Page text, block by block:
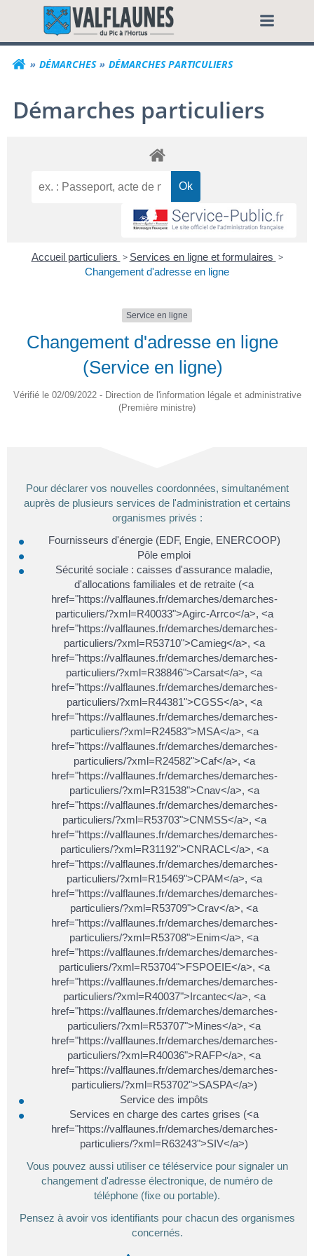
contenuCommune de
DÉMARCHES DÉMARCHES PARTICULIERS
Démarches particuliers
Accueil particuliers > Services en ligne et formulaires >
Changement d'adresse en ligne
Service en ligne
Changement d'adresse en ligne
(Service en ligne)
Vérifié le 02/09/2022 - Direction de l'information légale et administrative
(Première ministre)
Pour déclarer vos nouvelles coordonnées, simultanément
auprès de plusieurs services de l'administration et certains
organismes privés :
Fournisseurs d'énergie (EDF, Engie, ENERCOOP)
Pôle emploi
Sécurité sociale : caisses d'assurance maladie,
d'allocations familiales et de retraite (<a
href="https://valflaunes.fr/demarches/demarches-
particuliers/?xml=R40033">Agirc-Arrco</a>, <a
href="https://valflaunes.fr/demarches/demarches-
particuliers/?xml=R53710">Camieg</a>, <a
href="https://valflaunes.fr/demarches/demarches-
particuliers/?xml=R38846">Carsat</a>, <a
href="https://valflaunes.fr/demarches/demarches-
particuliers/?xml=R44381">CGSS</a>, <a
href="https://valflaunes.fr/demarches/demarches-
particuliers/?xml=R24583">MSA</a>, <a
href="https://valflaunes.fr/demarches/demarches-
particuliers/?xml=R24582">Caf</a>, <a
href="https://valflaunes.fr/demarches/demarches-
particuliers/?xml=R31538">Cnav</a>, <a
href="https://valflaunes.fr/demarches/demarches-
particuliers/?xml=R53703">CNMSS</a>, <a
href="https://valflaunes.fr/demarches/demarches-
particuliers/?xml=R31192">CNRACL</a>, <a
href="https://valflaunes.fr/demarches/demarches-
particuliers/?xml=R15469">CPAM</a>, <a
href="https://valflaunes.fr/demarches/demarches-
particuliers/?xml=R53709">Crav</a>, <a
href="https://valflaunes.fr/demarches/demarches-
particuliers/?xml=R53708">Enim</a>, <a
href="https://valflaunes.fr/demarches/demarches-
particuliers/?xml=R53704">FSPOEIE</a>, <a
href="https://valflaunes.fr/demarches/demarches-
particuliers/?xml=R40037">Ircantec</a>, <a
href="https://valflaunes.fr/demarches/demarches-
particuliers/?xml=R53707">Mines</a>, <a
href="https://valflaunes.fr/demarches/demarches-
particuliers/?xml=R40036">RAFP</a>, <a
href="https://valflaunes.fr/demarches/demarches-
particuliers/?xml=R53702">SASPA</a>)
Service des impôts
Services en charge des cartes grises (<a
href="https://valflaunes.fr/demarches/demarches-
particuliers/?xml=R63243">SIV</a>)
Vous pouvez aussi utiliser ce téléservice pour signaler un
changement d'adresse électronique, de numéro de
téléphone (fixe ou portable).
Pensez à avoir vos identifiants pour chacun des organismes
concernés.